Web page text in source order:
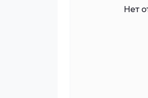
Нет